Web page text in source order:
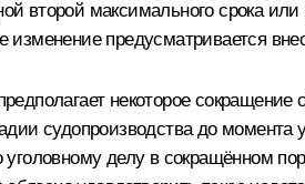
максимального срока или
предусматривается
некоторое
судопроизводства до
делу в сокращённом